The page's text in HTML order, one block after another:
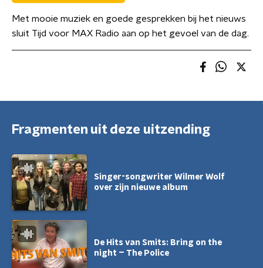
Met mooie muziek en goede gesprekken bij het nieuws
sluit Tijd voor MAX Radio aan op het gevoel van de dag.
Fragmenten uit deze uitzending
Singer-songwriter Wilmer Wolf
over zijn nieuwe album
De Hits van Smits: Bring on the
night – The Police